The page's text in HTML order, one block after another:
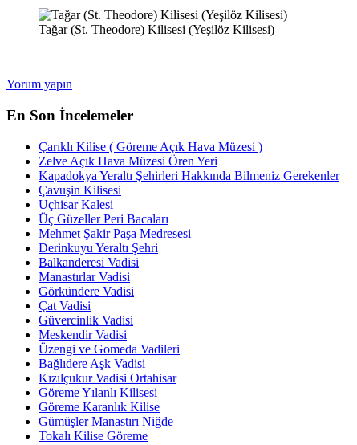
Tağar (St. Theodore) Kilisesi (Yeşilöz Kilisesi)
Yorum yapın
En Son İncelemeler
Çarıklı Kilise ( Göreme Açık Hava Müzesi )
Zelve Açık Hava Müzesi Ören Yeri
Kapadokya Yeraltı Şehirleri Hakkında Bilmeniz Gerekenler
Çavuşin Kilisesi
Uçhisar Kalesi
Üç Güzeller Peri Bacaları
Mehmet Şakir Paşa Medresesi
Derinkuyu Yeraltı Şehri
Balkanderesi Vadisi
Manastırlar Vadisi
Görkündere Vadisi
Çat Vadisi
Güvercinlik Vadisi
Meskendir Vadisi
Üzengi ve Gomeda Vadileri
Bağlıdere Aşk Vadisi
Kızılçukur Vadisi Ortahisar
Göreme Yılanlı Kilisesi
Göreme Karanlık Kilise
Gümüşler Manastırı Niğde
Tokalı Kilise Göreme